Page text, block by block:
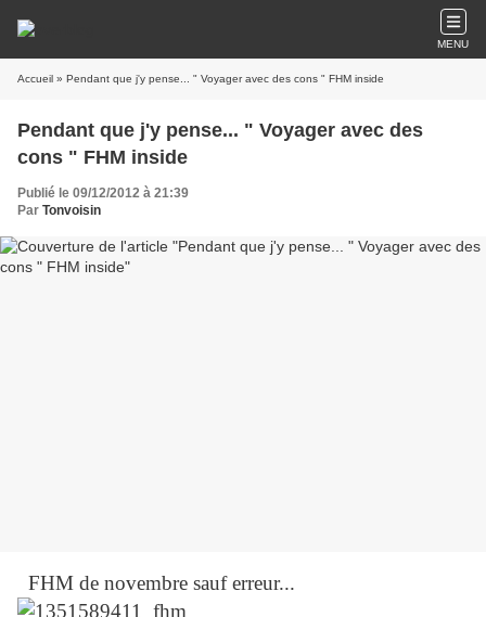
MENU
Accueil » Pendant que j'y pense... " Voyager avec des cons " FHM inside
Pendant que j'y pense... " Voyager avec des
cons " FHM inside
Publié le 09/12/2012 à 21:39
Par Tonvoisin
FHM de novembre sauf erreur...